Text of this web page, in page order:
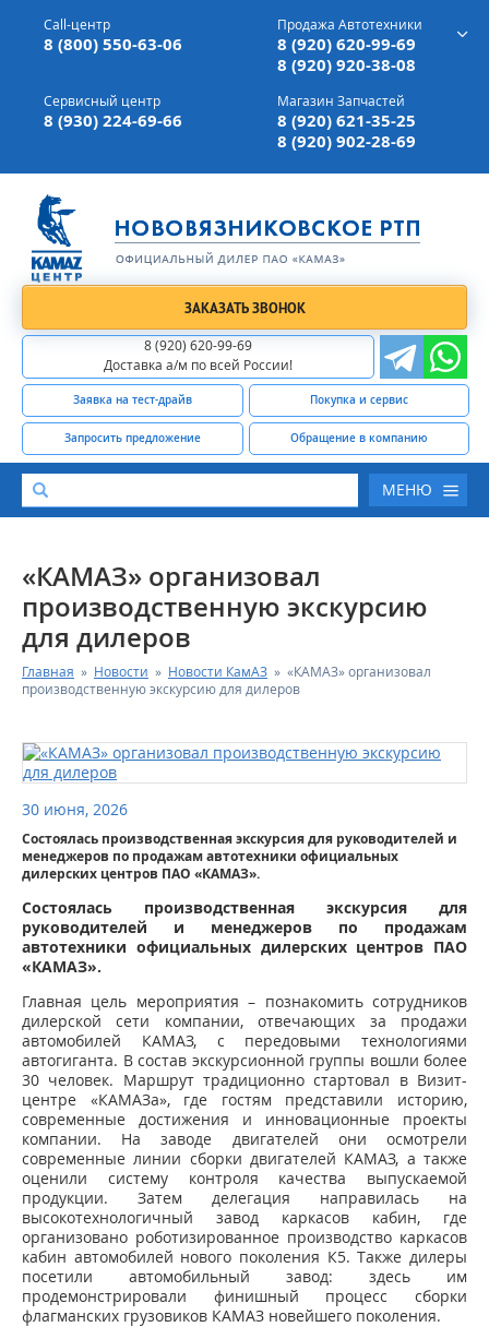
г. Вязники,ул. Механизаторов, д 90
Доставка а/м,по всей России
Call-центр
8 (800) 550-63-06
Продажа Автотехники
8 (920) 620-99-69
8 (920) 920-38-08
Сервисный центр
8 (930) 224-69-66
Магазин Запчастей
8 (920) 621-35-25
8 (920) 902-28-69
ЗАКАЗАТЬ ЗВОНОК
8 (920) 620-99-69
Доставка а/м по всей России!
Заявка на тест-драйв Покупка и сервис
Запросить предложение Обращение в компанию
МЕНЮ
КАТАЛОГ АВТОТЕХНИКИ
СЕРВИС И ГАРАНТИЙНЫЕ ОБЯЗАТЕЛЬСТВА
РЕМОНТ ДВИГАТЕЛЕЙ КАМАЗ
ФИНАНСОВЫЙ СЕРВИС
ФОТОГАЛЕРЕЯ
КОНТАКТНАЯ ИНФОРМАЦИЯ
«КАМАЗ» организовал
производственную экскурсию
для дилеров
Главная » Новости » Новости КамАЗ » «КАМАЗ» организовал
производственную экскурсию для дилеров
30 июня, 2026
Состоялась производственная экскурсия для руководителей и
менеджеров по продажам автотехники официальных
дилерских центров ПАО «КАМАЗ».
Состоялась производственная экскурсия для
руководителей и менеджеров по продажам
автотехники официальных дилерских центров ПАО
«КАМАЗ».
Главная цель мероприятия – познакомить сотрудников
дилерской сети компании, отвечающих за продажи
автомобилей КАМАЗ, с передовыми технологиями
автогиганта. В состав экскурсионной группы вошли более
30 человек. Маршрут традиционно стартовал в Визит-
центре «КАМАЗа», где гостям представили историю,
современные достижения и инновационные проекты
компании. На заводе двигателей они осмотрели
современные линии сборки двигателей КАМАЗ, а также
оценили систему контроля качества выпускаемой
продукции. Затем делегация направилась на
высокотехнологичный завод каркасов кабин, где
организовано роботизированное производство каркасов
кабин автомобилей нового поколения К5. Также дилеры
посетили автомобильный завод: здесь им
продемонстрировали финишный процесс сборки
флагманских грузовиков КАМАЗ новейшего поколения.